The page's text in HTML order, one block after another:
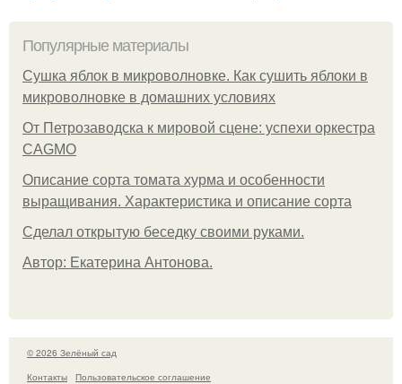
Популярные материалы
Сушка яблок в микроволновке. Как сушить яблоки в
микроволновке в домашних условиях
От Петрозаводска к мировой сцене: успехи оркестра
CAGMO
Описание сорта томата хурма и особенности
выращивания. Характеристика и описание сорта
Сделал открытую беседку своими руками.
Автор: Екатерина Антонова.
© 2026 Зелёный сад
Контакты
Пользовательское соглашение